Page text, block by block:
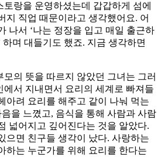
랑을 운영하셨는데 갑갑하게 섬에
지 직업 때문이라고 생각했어요. 어
나서 ‘나는 정장을 입고 매일 출근하
며 대들기도 했죠. 지금 생각하면
의 뜻을 따르지 않았던 그녀는 그러
에서 지내면서 요리의 세계로 빠져들
아려 요리를 해주고 같이 나눠 먹는
을 느꼈고, 음식을 통해 사람과 사람
넓어지고 깊어진다는 것을 알았다.
으면 친구들 생각이 났다. 사랑하는
하는 누군가를 위해 요리를 한다는